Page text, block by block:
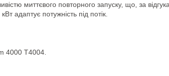
миттєвого повторного запуску, що, за
адаптує потужність під потік.
4000 T4004.